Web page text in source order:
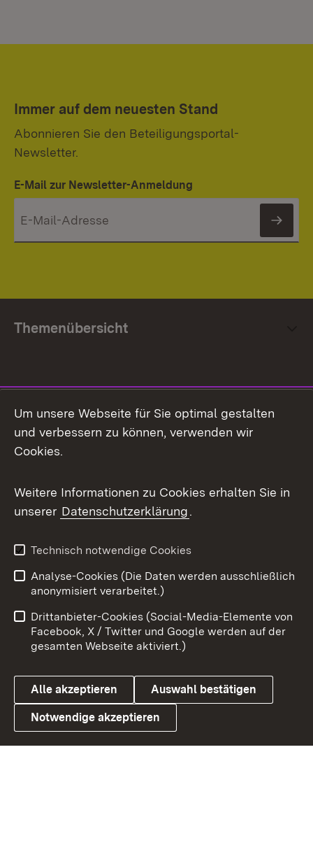
Immer auf dem neuesten Stand
Abonnieren Sie den Beteiligungsportal-
Newsletter.
E-Mail zur Newsletter-Anmeldung
Themenübersicht
Facebook
X / Twitter
Youtube
Link zum Landesportal
Impressum
Kontakt
Barrierefreiheit
Datenschutz
Cookies
Um unsere Webseite für Sie optimal gestalten
und verbessern zu können, verwenden wir
Cookies.
Weitere Informationen zu Cookies erhalten Sie in
unserer Datenschutzerklärung.
Technisch notwendige Cookies
Analyse-Cookies (Die Daten werden ausschließlich
anonymisiert verarbeitet.)
Drittanbieter-Cookies (Social-Media-Elemente von
Facebook, X / Twitter und Google werden auf der
gesamten Webseite aktiviert.)
Alle akzeptieren Auswahl bestätigen
Notwendige akzeptieren